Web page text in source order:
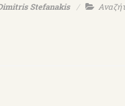
Stefanakis